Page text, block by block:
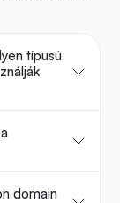
típusú
domain